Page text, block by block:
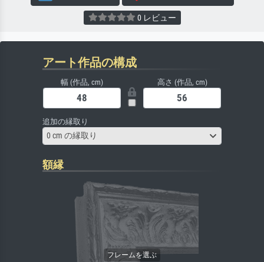
0 レビュー
アート作品の構成
幅 (作品, cm) 高さ (作品, cm)
追加の縁取り
0 cm の縁取り
額縁